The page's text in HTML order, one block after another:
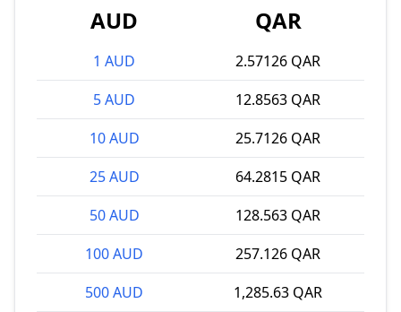
AUD QAR
1 AUD
2.57126 QAR
5 AUD
12.8563 QAR
10 AUD
25.7126 QAR
25 AUD
64.2815 QAR
50 AUD
128.563 QAR
100 AUD
257.126 QAR
500 AUD
1,285.63 QAR